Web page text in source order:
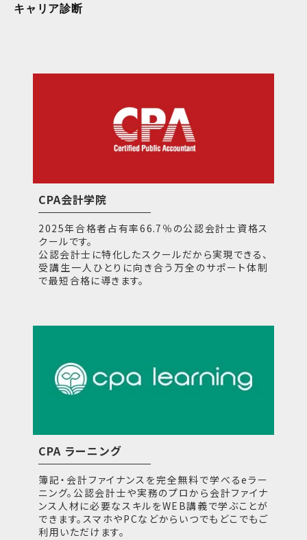
キャリア診断
CPA会計学院
2025年合格者占有率66.7％の公認会計士資格ス
クールです。
公認会計士に特化したスクールだから実現できる、
受講生一人ひとりに向き合う万全のサポート体制
で最短合格に導きます。
CPA ラーニング
簿記・会計ファイナンスを完全無料で学べるeラー
ニング。公認会計士や実務のプロから会計ファイナ
ンス人材に必要なスキルをWEB講義で学ぶことが
できます。スマホやPCなどからいつでもどこでもご
利用いただけます。